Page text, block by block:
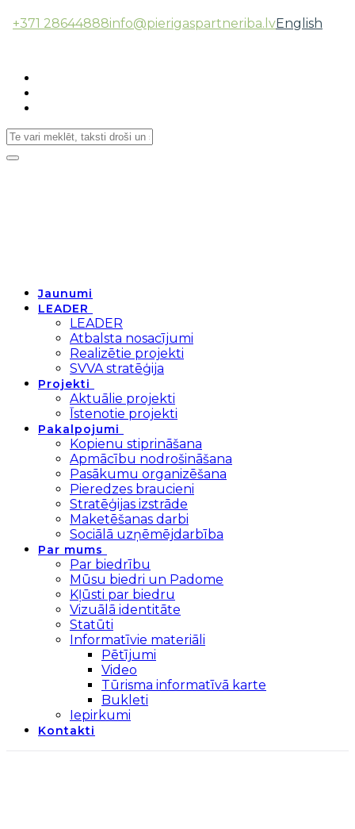
+371 28644888info@pierigaspartneriba.lvEnglish
Toggle
Jaunumi
LEADER
LEADER
Atbalsta nosacījumi
Realizētie projekti
SVVA stratēģija
Projekti
Aktuālie projekti
Īstenotie projekti
Pakalpojumi
Kopienu stiprināšana
Apmācību nodrošināšana
Pasākumu organizēšana
Pieredzes braucieni
Stratēģijas izstrāde
Maketēšanas darbi
Sociālā uzņēmējdarbība
Par mums
Par biedrību
Mūsu biedri un Padome
Kļūsti par biedru
Vizuālā identitāte
Statūti
Informatīvie materiāli
Pētījumi
Video
Tūrisma informatīvā karte
Bukleti
Iepirkumi
Kontakti